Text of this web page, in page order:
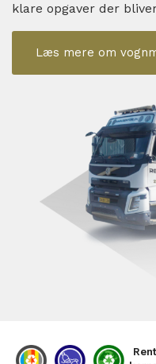
klare opgaver der
Læs mere om